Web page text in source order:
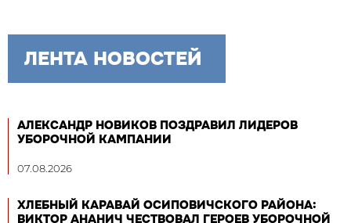
ЛЕНТА НОВОСТЕЙ
АЛЕКСАНДР НОВИКОВ ПОЗДРАВИЛ ЛИДЕРОВ
УБОРОЧНОЙ КАМПАНИИ
07.08.2026
ХЛЕБНЫЙ КАРАВАЙ ОСИПОВИЧСКОГО РАЙОНА:
ВИКТОР АНАНИЧ ЧЕСТВОВАЛ ГЕРОЕВ УБОРОЧНОЙ